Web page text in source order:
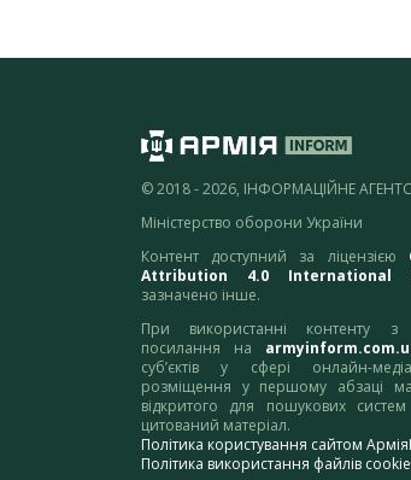
© 2018 - 2026, ІНФОРМАЦІЙНЕ
Міністерство оборони України
Контент доступний за ліцензією
Attribution 4.0 International
зазначено інше.
При використанні контенту з
посилання на
суб’єктів у сфері онлайн-
розміщення у першому абзаці
відкритого для пошукових
цитований матеріал.
Політика користування сайтом
Політика використання файлів cookie